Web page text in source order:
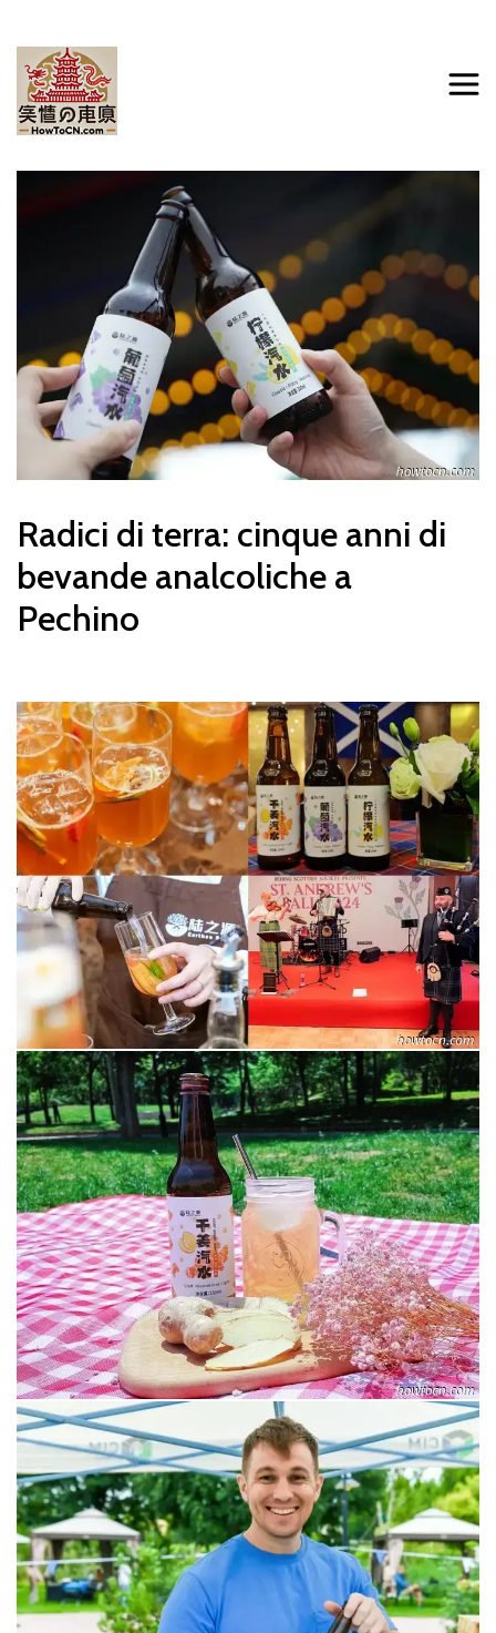
Radici di terra: cinque anni di
bevande analcoliche a
Pechino